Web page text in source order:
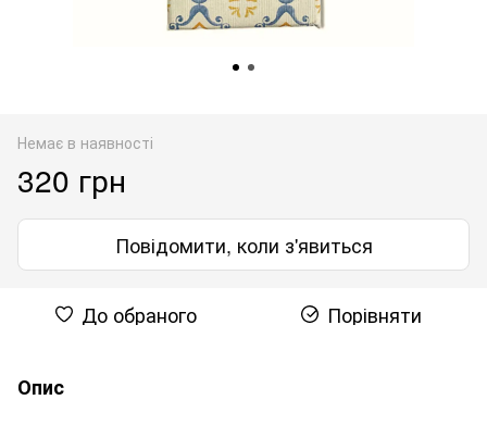
Немає в наявності
320 грн
Повідомити, коли з'явиться
До обраного Порівняти
Опис